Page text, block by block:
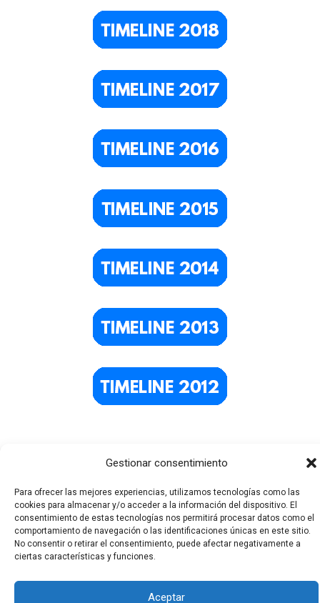
Gestionar consentimiento
Para ofrecer las mejores experiencias, utilizamos tecnologías como las
cookies para almacenar y/o acceder a la información del dispositivo. El
consentimiento de estas tecnologías nos permitirá procesar datos como el
comportamiento de navegación o las identificaciones únicas en este sitio.
No consentir o retirar el consentimiento, puede afectar negativamente a
ciertas características y funciones.
Aceptar
Todos los derechos © 2026 El Funerario Digital | Funciona
gracias a Tema Astra para WordPress